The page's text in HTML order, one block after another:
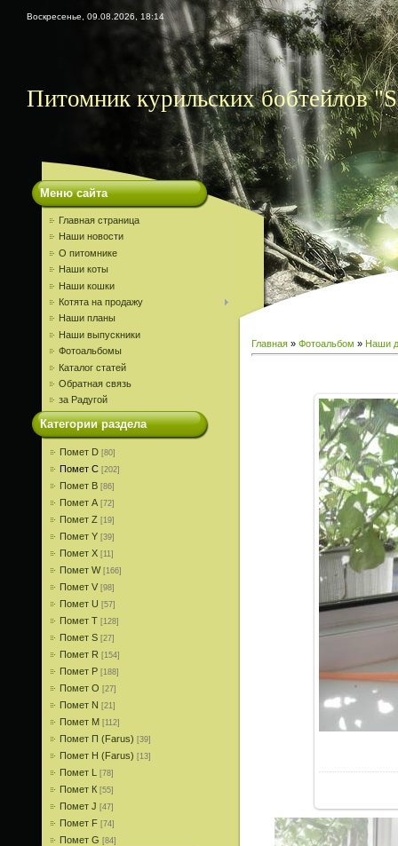
Воскресенье, 09.08.2026, 18:14
Питомник курильских бобтейлов
Меню сайта
Главная страница
Наши новости
О питомнике
Наши коты
Наши кошки
Котята на продажу
Наши планы
Наши выпускники
Фотоальбомы
Каталог статей
Обратная связь
за Радугой
Категории раздела
Помет D [80]
Помет С [202]
Помет В [86]
Помет A [72]
Помет Z [19]
Помет Y [39]
Помет X [11]
Помет W [166]
Помет V [98]
Помет U [57]
Помет T [128]
Помет S [27]
Помет R [154]
Помет P [188]
Помет О [27]
Помет N [21]
Помет M [112]
Помет П (Farus) [39]
Помет Н (Farus) [13]
Помет L [78]
Помет К [55]
Помет J [47]
Помет F [74]
Помет G [84]
Главная » Фотоальбом » Наши